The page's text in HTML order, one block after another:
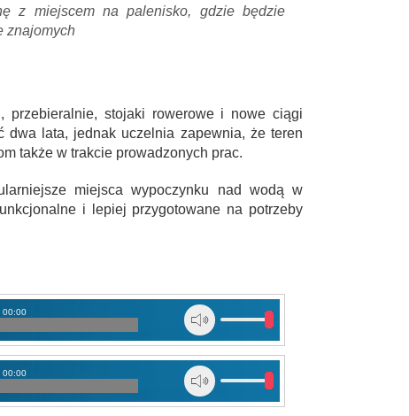
z miejscem na palenisko, gdzie będzie
znajomych
stojaki rowerowe i nowe ciągi
dwa lata, jednak uczelnia zapewnia, że teren
także w trakcie prowadzonych prac.
miejsca wypoczynku nad wodą w
i lepiej przygotowane na potrzeby
00:00
00:00